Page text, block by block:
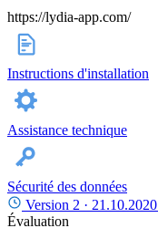
https://lydia-app.com/
Instructions d'installation
Assistance technique
Sécurité des données
Version 2 · 21.10.2020
Évaluation